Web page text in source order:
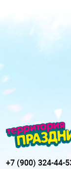
+7 (900) 324-44-